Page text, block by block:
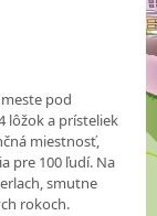
pod
lôžok a prísteliek
miestnosť,
pre 100 ľudí. Na
smutne
rokoch.